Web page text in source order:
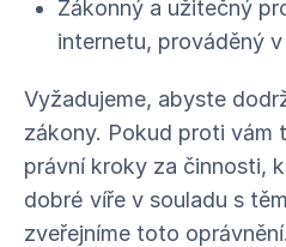
Zákonný a užitečný
internetu, prováděný
Vyžadujeme, abyste
zákony. Pokud proti vám
právní kroky za činnosti,
dobré víře v souladu s
zveřejníme toto oprávnění.